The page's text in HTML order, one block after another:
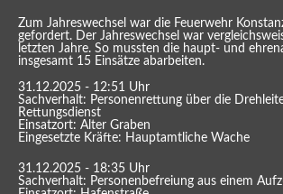
Zum Jahreswechsel war die Feuerwehr
gefordert. Der Jahreswechsel war
letzten Jahre. So mussten die haupt- und
insgesamt 15 Einsätze abarbeiten.
31.12.2025 - 12:51 Uhr
Sachverhalt: Personenrettung über die
Rettungsdienst
Einsatzort: Alter Graben
Eingesetzte Kräfte: Hauptamtliche Wache
31.12.2025 - 18:35 Uhr
Sachverhalt: Personenbefreiung aus einem